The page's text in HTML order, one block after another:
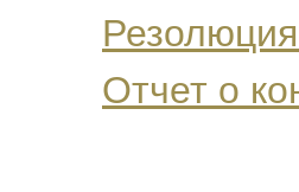
Отчет о